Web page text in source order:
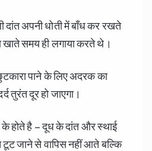
दांत अपनी धोती में बाँध कर रखते
समय ही लगाया करते थे।
पाने के लिए अदरक का
तुरंत दूर हो जाएगा।
के होते है – दूध के दांत और स्थाई
टूट जाने से वापिस नहीं आते बल्कि